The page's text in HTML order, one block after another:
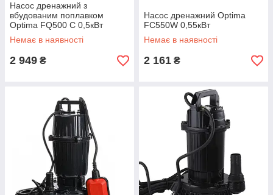
Насос дренажний з
вбудованим поплавком
Optima FQ500 С 0,5кВт
Немає в наявності
2 949 ₴
Насос дренажний Optima
FC550W 0,55кВт
Немає в наявності
2 161 ₴